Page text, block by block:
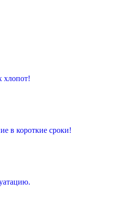
хлопот!
в короткие сроки!